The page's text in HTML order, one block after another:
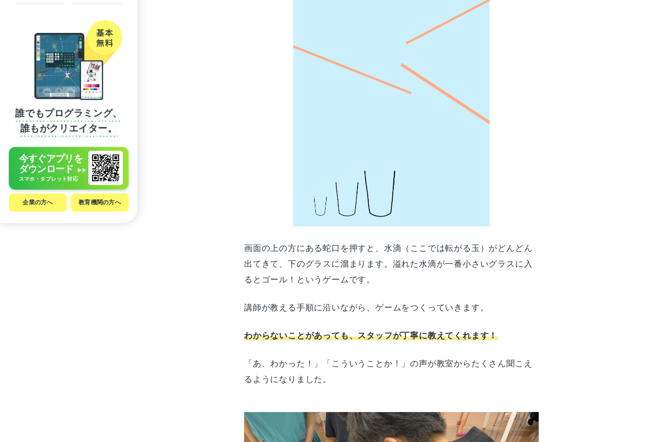
誰でもプログラミング、
誰もがクリエイター。
今すぐアプリを
ダウンロード
スマホ・タブレット対応
企業の方へ 教育機関の方へ
画面の上の方にある蛇口を押すと、水滴（ここでは転がる玉）がどんどん
出てきて、下のグラスに溜まります。溢れた水滴が一番小さいグラスに入
るとゴール！というゲームです。
講師が教える手順に沿いながら、ゲームをつくっていきます。
わからないことがあっても、スタッフが丁寧に教えてくれます！
「あ、わかった！」「こういうことか！」の声が教室からたくさん聞こえ
るようになりました。